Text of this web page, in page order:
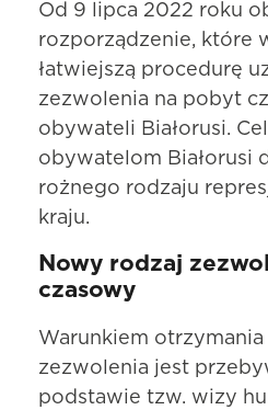
Od 9 lipca 2022 roku
rozporządzenie, które
łatwiejszą procedurę
zezwolenia na pobyt
obywateli Białorusi.
obywatelom Białorusi
rożnego rodzaju
kraju.
Nowy rodzaj
czasowy
Warunkiem
zezwolenia jest
podstawie tzw. wizy